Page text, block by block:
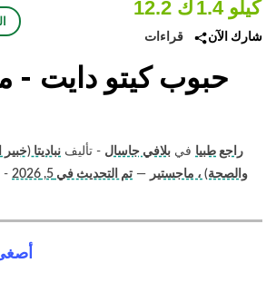
12.2 ك
قراءات
1.4 كيلو
شارك الآن
حبوب كيتو دايت -
راجع طبيا في بلافي جاسال - تأليف نباديتا
والصحة) ، ماجستير — تم التحديث في 5, 2026
-